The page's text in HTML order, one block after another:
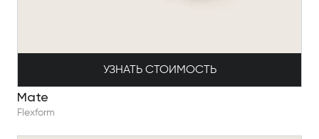
УЗНАТЬ СТОИМОСТЬ
Mate
Flexform